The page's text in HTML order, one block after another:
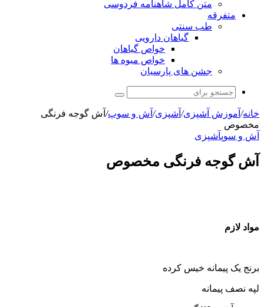
متن کامل شاهنامه فردوسی
متفرقه
طب سنتی
گیاهان دارویی
خواص گیاهان
خواص میوه ها
جشن های پارسیان
جستجو
برای
خانه/ آموزش آشپزی/ آشپزی/ آش و سوپ/ آش گوجه فرنگی
مخصوص
آش و سوپآشپزی
آش گوجه فرنگی مخصوص
مواد لازم
برنج یک پیمانه خیس کرده
لپه نصف پیمانه